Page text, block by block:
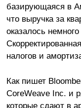
базирующаяся в
что выручка за
оказалось
налогов и
Как пишет
CoreWeave Inc. и
которые сдают в